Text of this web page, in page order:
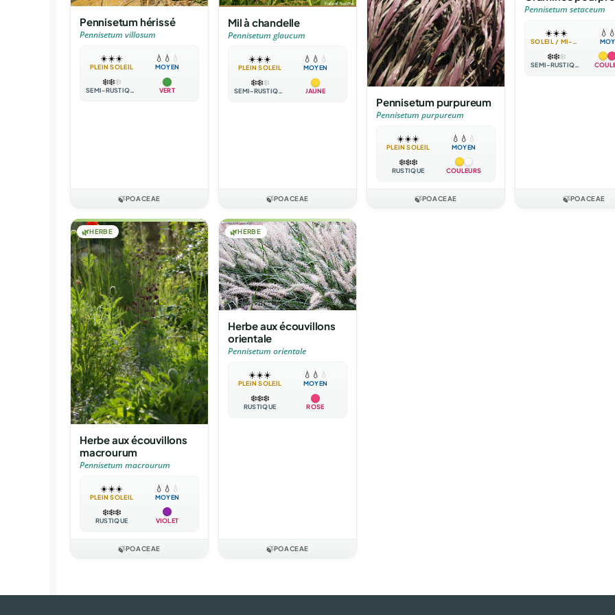
Pennisetum hérissé
Pennisetum villosum
☀️☀️☀️
PLEIN SOLEIL
💧 💧 💧
MOYEN
❄️❄️❄️
SEMI-RUSTIQUE VERT
🍃POACEAE
Mil à chandelle
Pennisetum glaucum
☀️☀️☀️
PLEIN SOLEIL
💧 💧 💧
MOYEN
❄️❄️❄️
SEMI-RUSTIQUE JAUNE
🍃POACEAE
Pennisetum purpureum
Pennisetum purpureum
☀️☀️☀️
PLEIN SOLEIL
💧 💧 💧
MOYEN
❄️❄️❄️
RUSTIQUE COULEURS
🍃POACEAE
Pennisetum setaceum
☀️☀️☀️
SOLEIL / MI-OMBRE
💧 💧
❄️❄️❄️
SEMI-RUSTIQUE
🍃POACEAE
🌿HERBE
Herbe aux écouvillons
macrourum
Pennisetum macrourum
☀️☀️☀️
PLEIN SOLEIL
💧 💧 💧
MOYEN
❄️❄️❄️
RUSTIQUE VIOLET
🍃POACEAE
🌿HERBE
Herbe aux écouvillons
orientale
Pennisetum orientale
☀️☀️☀️
PLEIN SOLEIL
💧 💧 💧
MOYEN
❄️❄️❄️
RUSTIQUE ROSE
🍃POACEAE